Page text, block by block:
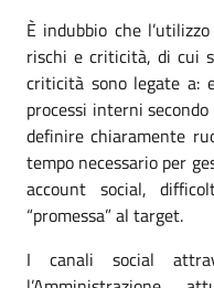
È indubbio che
rischi e criticità, di cui
criticità sono legate a:
processi interni
definire chiaramente
tempo necessario per
account social,
“promessa” al target.
I canali social